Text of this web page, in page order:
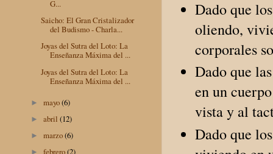
Dado que
oliendo,
corporales
Dado que
en un
vista y al
Dado que
G...
Saicho: El Gran Cristalizador
del Budismo - Charla...
Joyas del Sutra del Loto: La
Enseñanza Máxima del ...
Joyas del Sutra del Loto: La
Enseñanza Máxima del ...
►mayo(6)
►abril(12)
►marzo(6)
►febrero(2)